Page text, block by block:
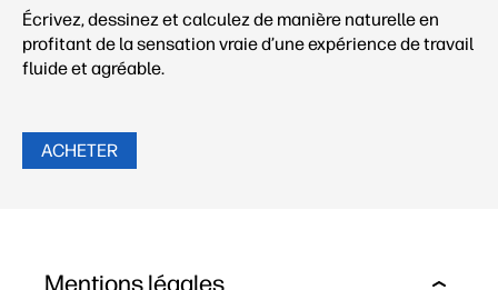
Écrivez, dessinez et calculez de manière naturelle en
profitant de la sensation vraie d’une expérience de travail
fluide et agréable.
ACHETER